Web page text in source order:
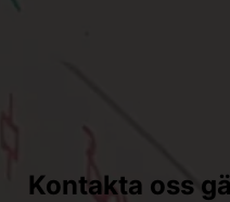
Kontakta oss